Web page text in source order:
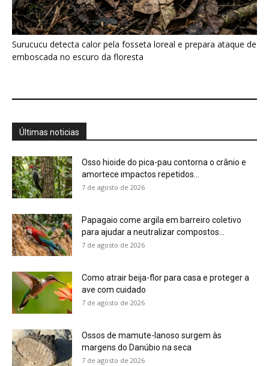
Surucucu detecta calor pela fosseta loreal e prepara ataque de
emboscada no escuro da floresta
Últimas noticias
Osso hioide do pica-pau contorna o crânio e
amortece impactos repetidos...
7 de agosto de 2026
Papagaio come argila em barreiro coletivo
para ajudar a neutralizar compostos...
7 de agosto de 2026
Como atrair beija-flor para casa e proteger a
ave com cuidado
7 de agosto de 2026
Ossos de mamute-lanoso surgem às
margens do Danúbio na seca
7 de agosto de 2026